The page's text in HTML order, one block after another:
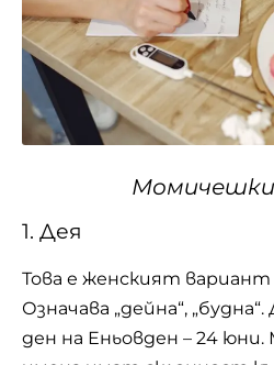
Момичешки
1. Дея
Това е женският
Означава „дейна“,
ден на Еньовден – 24